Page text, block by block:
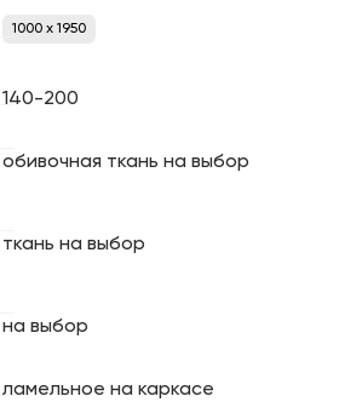
1000 х 1950
140-200
обивочная ткань на выбор
ткань на выбор
на выбор
ламельное на каркасе